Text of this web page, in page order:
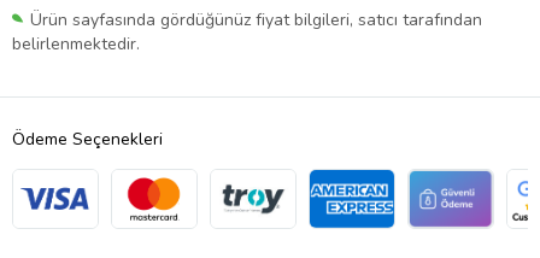
Ürün sayfasında gördüğünüz fiyat bilgileri, satıcı tarafından
belirlenmektedir.
Ödeme Seçenekleri